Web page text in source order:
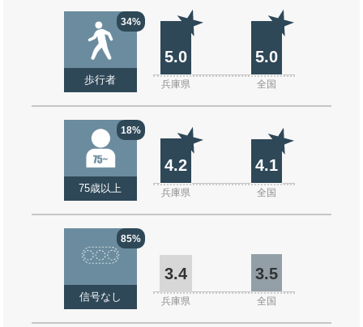
34%
歩行者
5.0 5.0
兵庫県 全国
18%
75歳以上
4.2 4.1
兵庫県 全国
85%
信号なし
3.4 3.5
兵庫県 全国